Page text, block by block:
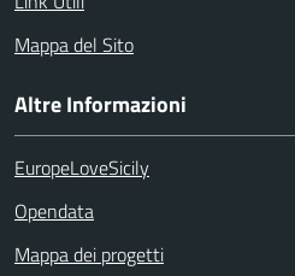
Mappa del Sito
Altre Informazioni
EuropeLoveSicily
Opendata
Mappa dei progetti